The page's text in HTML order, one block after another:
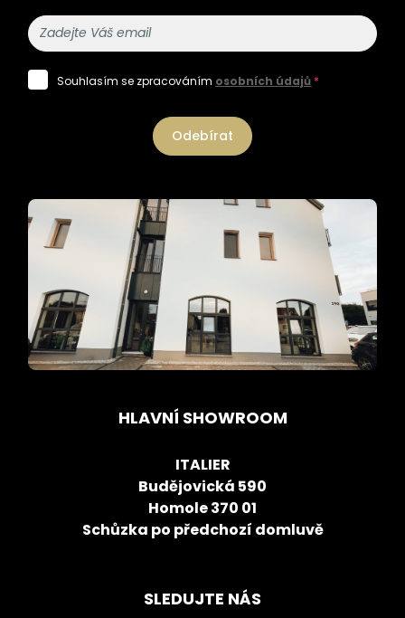
Souhlasím se zpracováním osobních údajů *
Odebírat
HLAVNÍ SHOWROOM
ITALIER
Budějovická 590
Homole 370 01
Schůzka po předchozí domluvě
SLEDUJTE NÁS